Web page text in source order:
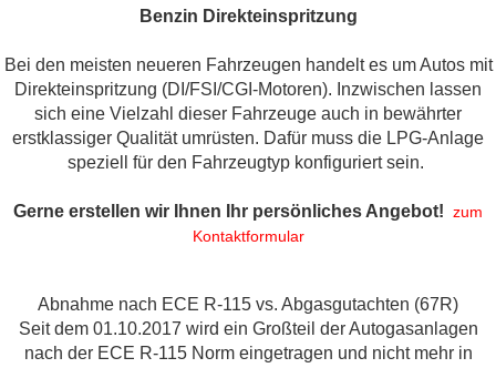
Benzin Direkteinspritzung
Bei den meisten neueren Fahrzeugen handelt es um Autos mit
Direkteinspritzung (DI/FSI/CGI-Motoren). Inzwischen lassen
sich eine Vielzahl dieser Fahrzeuge auch in bewährter
erstklassiger Qualität umrüsten. Dafür muss die LPG-Anlage
speziell für den Fahrzeugtyp konfiguriert sein.
Gerne erstellen wir Ihnen Ihr persönliches Angebot! zum
Kontaktformular
Abnahme nach ECE R-115 vs. Abgasgutachten (67R)
Seit dem 01.10.2017 wird ein Großteil der Autogasanlagen
nach der ECE R-115 Norm eingetragen und nicht mehr in